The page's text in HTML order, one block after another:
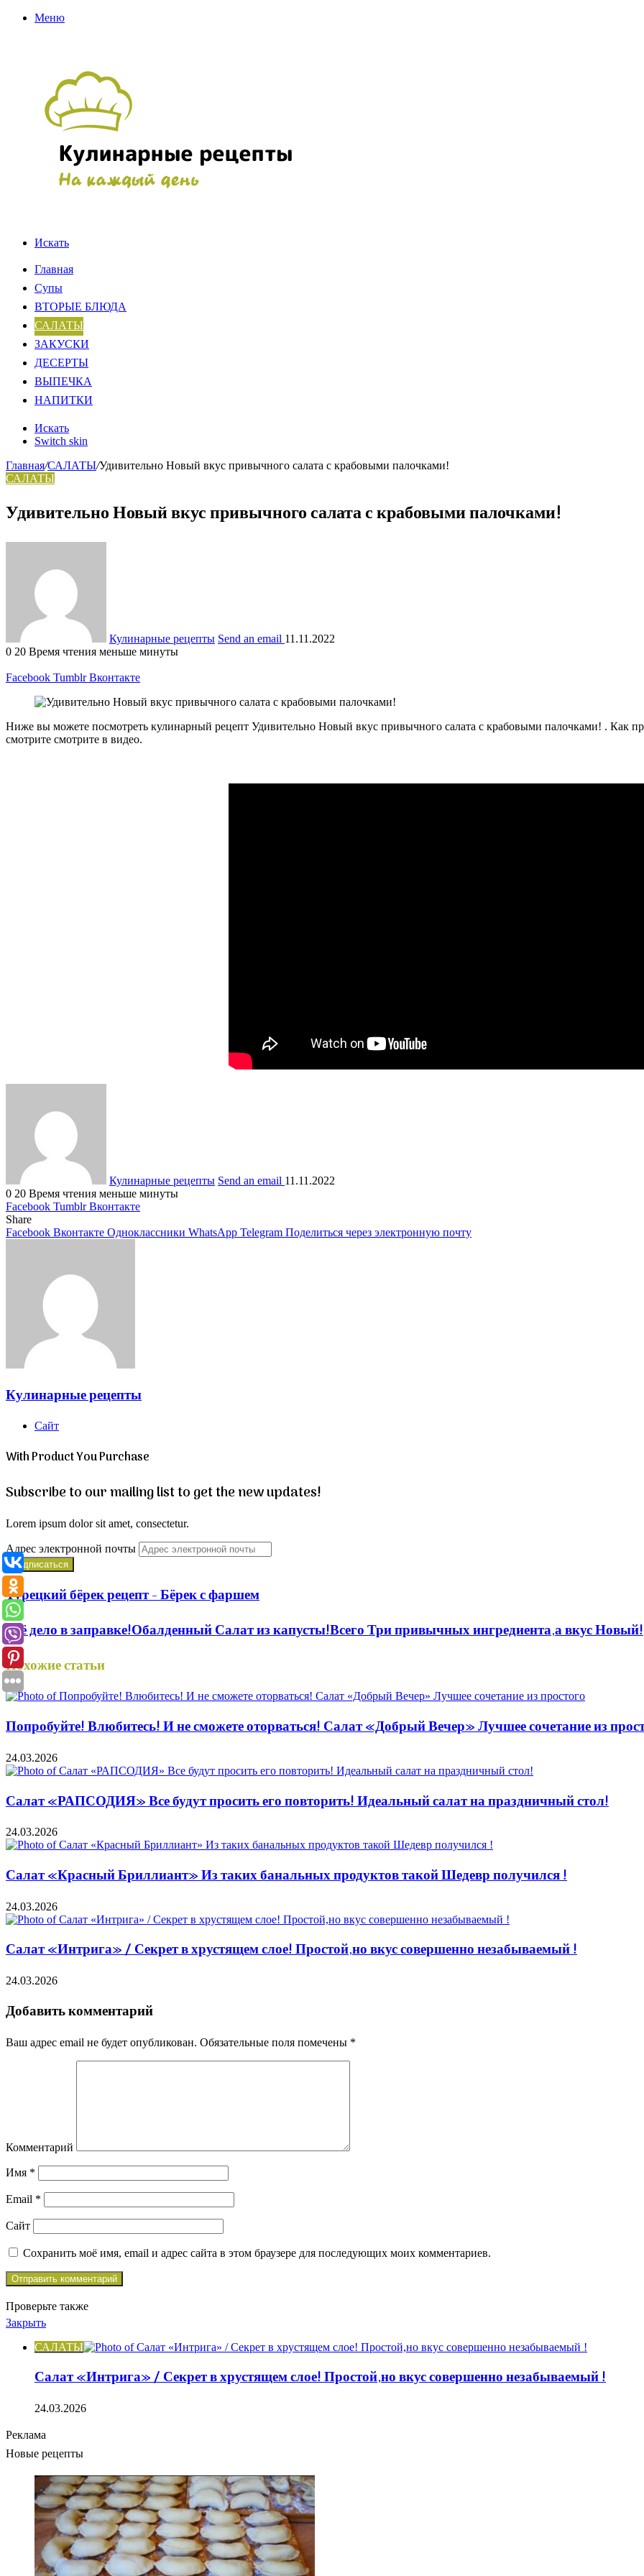
Меню
Искать
Главная
Супы
ВТОРЫЕ БЛЮДА
САЛАТЫ
ЗАКУСКИ
ДЕСЕРТЫ
ВЫПЕЧКА
НАПИТКИ
Искать
Switch skin
Главная/САЛАТЫ/Удивительно Новый вкус привычного салата с крабовыми палочками!
САЛАТЫ
Удивительно Новый вкус привычного салата с крабовыми палочками!
Кулинарные рецепты Send an email 11.11.2022
0 20 Время чтения меньше минуты
Facebook Tumblr Вконтакте
Ниже вы можете посмотреть кулинарный рецепт Удивительно Новый вкус привычного салата с крабовыми палочками! . Как
смотрите смотрите в видео.
Кулинарные рецепты Send an email 11.11.2022
0 20 Время чтения меньше минуты
Facebook Tumblr Вконтакте
Share
Facebook Вконтакте Одноклассники WhatsApp Telegram Поделиться через электронную почту
Кулинарные рецепты
Сайт
With Product You Purchase
Subscribe to our mailing list to get the new updates!
Lorem ipsum dolor sit amet, consectetur.
Адрес электронной почты
Турецкий бёрек рецепт - Бёрек с фаршем
Всё дело в заправке!Обалденный Салат из капусты!Всего Три привычных ингредиента,а вкус Новый!
Похожие статьи
Попробуйте! Влюбитесь! И не сможете оторваться! Салат «Добрый Вечер» Лучшее сочетание из
24.03.2026
Салат «РАПСОДИЯ» Все будут просить его повторить! Идеальный салат на праздничный стол!
24.03.2026
Салат «Красный Бриллиант» Из таких банальных продуктов такой Шедевр получился !
24.03.2026
Салат «Интрига» / Секрет в хрустящем слое! Простой,но вкус совершенно незабываемый !
24.03.2026
Добавить комментарий
Ваш адрес email не будет опубликован. Обязательные поля помечены *
Комментарий
Имя *
Email *
Сайт
Сохранить моё имя, email и адрес сайта в этом браузере для последующих моих комментариев.
Проверьте также
Закрыть
САЛАТЫ
Салат «Интрига» / Секрет в хрустящем слое! Простой,но вкус совершенно незабываемый !
24.03.2026
Реклама
Новые рецепты